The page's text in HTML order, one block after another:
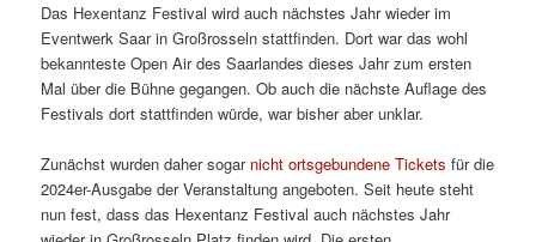
Das Hexentanz Festival wird auch nächstes Jahr wieder im
Eventwerk Saar in Großrosseln stattfinden. Dort war das wohl
bekannteste Open Air des Saarlandes dieses Jahr zum ersten
Mal über die Bühne gegangen. Ob auch die nächste Auflage des
Festivals dort stattfinden würde, war bisher aber unklar.
Zunächst wurden daher sogar nicht ortsgebundene Tickets für die
2024er-Ausgabe der Veranstaltung angeboten. Seit heute steht
nun fest, dass das Hexentanz Festival auch nächstes Jahr